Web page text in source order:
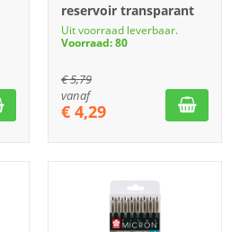
reservoir transparant
Uit voorraad leverbaar.
Voorraad: 80
€5,79
vanaf
€ 4,29